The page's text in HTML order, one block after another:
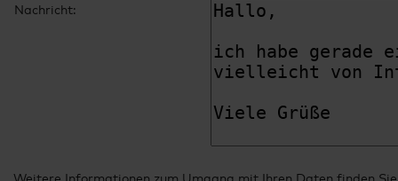
Nachricht:
Weitere Informationen zum Umgang mit Ihren Daten finden